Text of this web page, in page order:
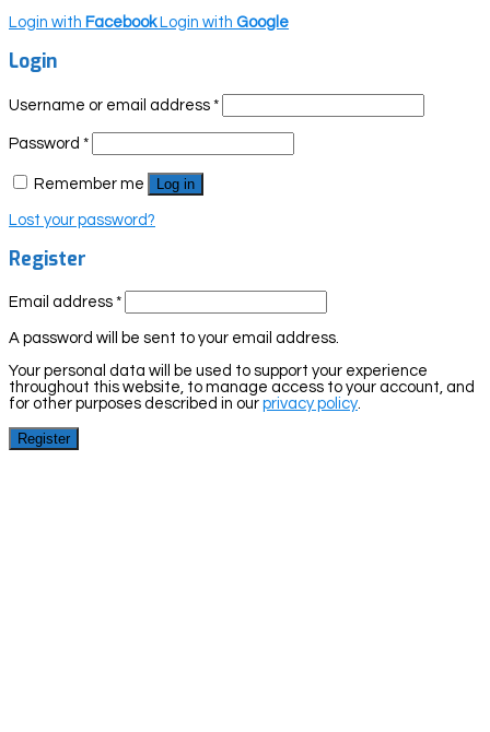
Login with Facebook Login with Google
Login
Username or email address *
Password *
Remember me Log in
Lost your password?
Register
Email address *
A password will be sent to your email address.
Your personal data will be used to support your experience
throughout this website, to manage access to your account, and
for other purposes described in our privacy policy
Register